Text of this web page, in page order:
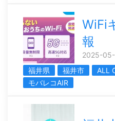
WiFi
報
2025-
福井県
福井市 ALL
モバレコAIR